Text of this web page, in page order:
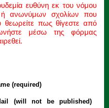
ευθύνη εκ του νόμου
ανωνύμων σχολίων που
θεωρείτε πως θίγεστε από
μέσω της φόρμας
(required)
(will not be published)